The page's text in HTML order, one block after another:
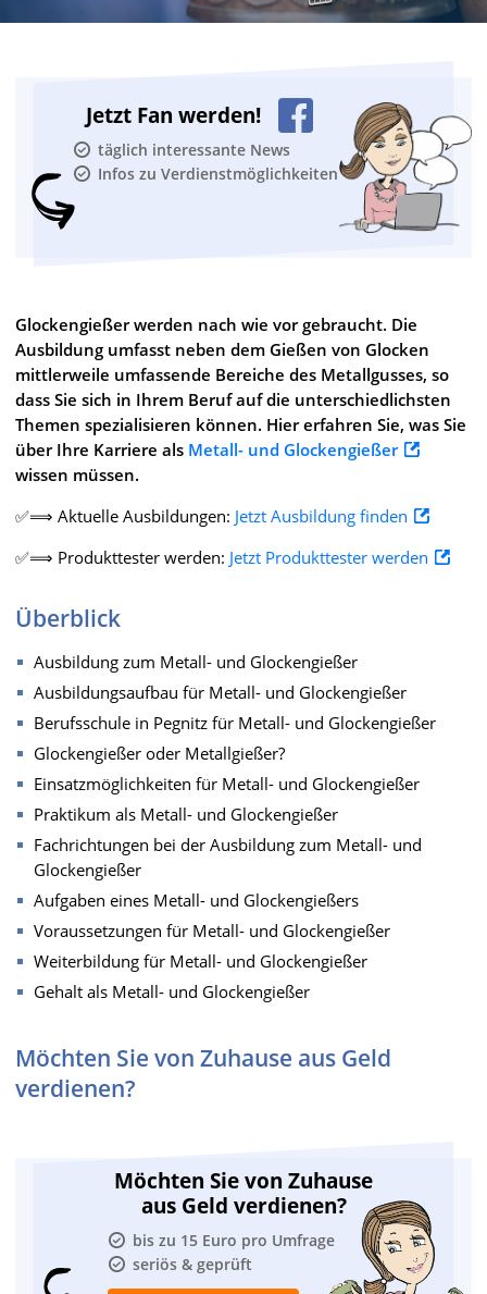
Jetzt Fan werden!
täglich interessante News
Infos zu Verdienstmöglichkeiten
Glockengießer werden nach wie vor gebraucht. Die
Ausbildung umfasst neben dem Gießen von Glocken
mittlerweile umfassende Bereiche des Metallgusses, so
dass Sie sich in Ihrem Beruf auf die unterschiedlichsten
Themen spezialisieren können. Hier erfahren Sie, was Sie
über Ihre Karriere als Metall- und Glockengießer
wissen müssen.
✅⟹ Aktuelle Ausbildungen: Jetzt Ausbildung finden
✅⟹ Produkttester werden: Jetzt Produkttester werden
Überblick
Ausbildung zum Metall- und Glockengießer
Ausbildungsaufbau für Metall- und Glockengießer
Berufsschule in Pegnitz für Metall- und Glockengießer
Glockengießer oder Metallgießer?
Einsatzmöglichkeiten für Metall- und Glockengießer
Praktikum als Metall- und Glockengießer
Fachrichtungen bei der Ausbildung zum Metall- und
Glockengießer
Aufgaben eines Metall- und Glockengießers
Voraussetzungen für Metall- und Glockengießer
Weiterbildung für Metall- und Glockengießer
Gehalt als Metall- und Glockengießer
Möchten Sie von Zuhause aus Geld
verdienen?
Möchten Sie von Zuhause
aus Geld verdienen?
bis zu 15 Euro pro Umfrage
seriös & geprüft